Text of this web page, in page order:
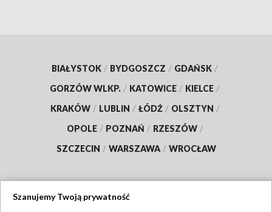
BIAŁYSTOK / BYDGOSZCZ / GDAŃSK /
GORZÓW WLKP. / KATOWICE / KIELCE /
KRAKÓW / LUBLIN / ŁÓDŹ / OLSZTYN /
OPOLE / POZNAŃ / RZESZÓW /
SZCZECIN / WARSZAWA / WROCŁAW
Szanujemy Twoją prywatność